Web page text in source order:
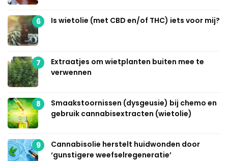
6 Is wietolie (met CBD en/of THC) iets voor mij?
7
Extraatjes om wietplanten buiten mee te
verwennen
8
Smaakstoornissen (dysgeusie) bij chemo en
gebruik cannabisextracten (wietolie)
9
Cannabisolie herstelt huidwonden door
‘gunstigere weefselregeneratie’